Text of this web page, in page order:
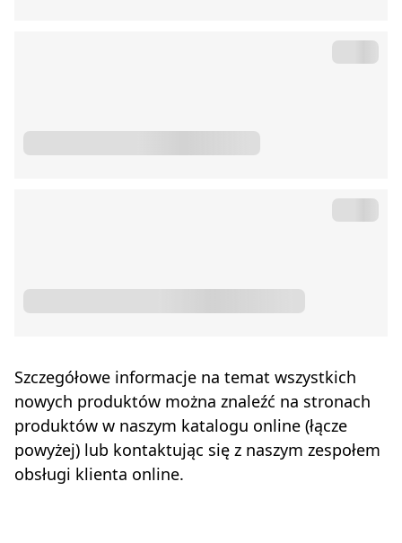
Szczegółowe informacje na temat wszystkich
nowych produktów można znaleźć na stronach
produktów w naszym katalogu online (łącze
powyżej) lub kontaktując się z naszym zespołem
obsługi klienta online.